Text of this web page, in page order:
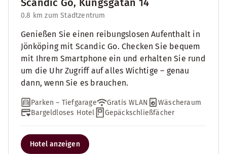
Scandic Go, Kungsgatan 14
0.8 km zum Stadtzentrum
Genießen Sie einen reibungslosen Aufenthalt in
Jönköping mit Scandic Go. Checken Sie bequem
mit Ihrem Smartphone ein und erhalten Sie rund
um die Uhr Zugriff auf alles Wichtige – genau
dann, wenn Sie es brauchen.
Parken – Tiefgarage Gratis WLAN
Wäscheraum
Bargeldloses Hotel
Gepäckschließfächer
Hotel anzeigen